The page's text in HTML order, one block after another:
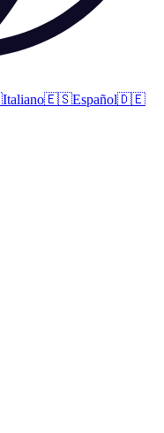
Italiano🇪🇸Español🇩🇪